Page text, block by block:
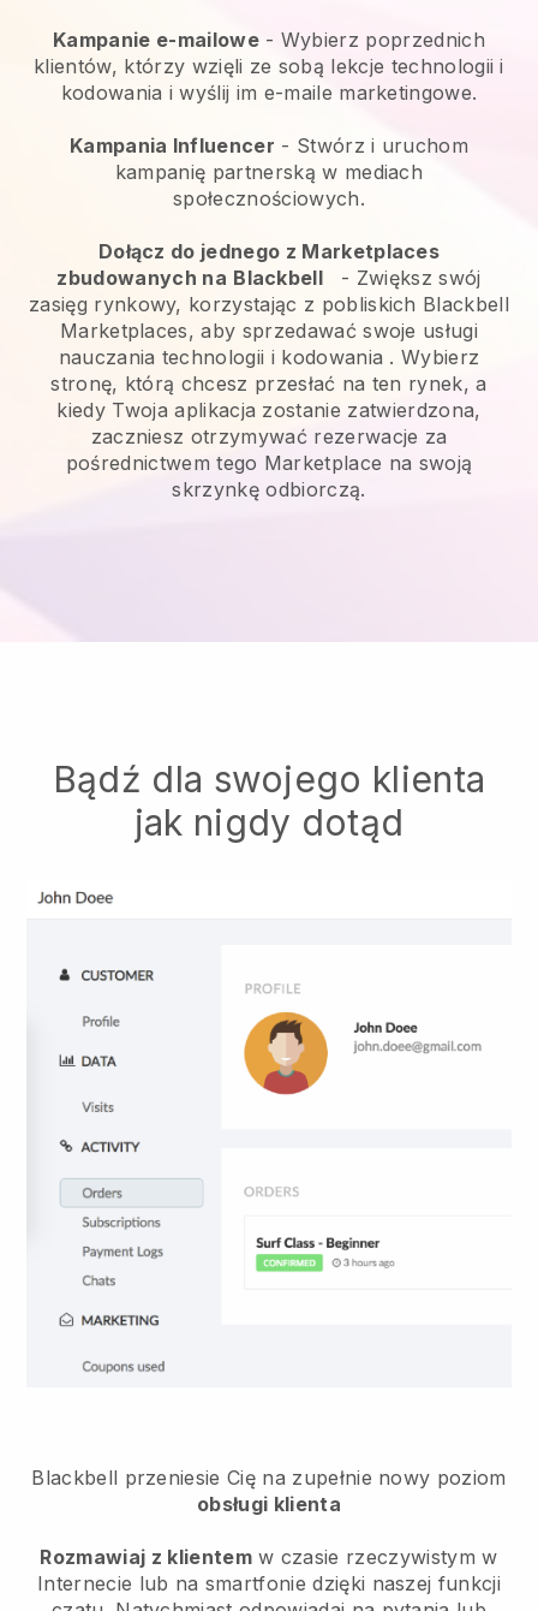
Kampanie e-mailowe- Wybierz poprzednich
klientów, którzy wzięli ze sobą lekcje technologii i
kodowania i wyślij im e-maile marketingowe.
Kampania Influencer - Stwórz i uruchom
kampanię partnerską w mediach
społecznościowych.
Dołącz do jednego z Marketplaces
zbudowanych na Blackbell - Zwiększ swój
zasięg rynkowy, korzystając z pobliskich Blackbell
Marketplaces, aby sprzedawać swoje usługi
nauczania technologii i kodowania . Wybierz
stronę, którą chcesz przesłać na ten rynek, a
kiedy Twoja aplikacja zostanie zatwierdzona,
zaczniesz otrzymywać rezerwacje za
pośrednictwem tego Marketplace na swoją
skrzynkę odbiorczą.
Bądź dla swojego klienta
jak nigdy dotąd
Blackbell przeniesie Cię na zupełnie nowy poziom
obsługi klienta
Rozmawiaj z klientemw czasie rzeczywistym w
Internecie lub na smartfonie dzięki naszej funkcji